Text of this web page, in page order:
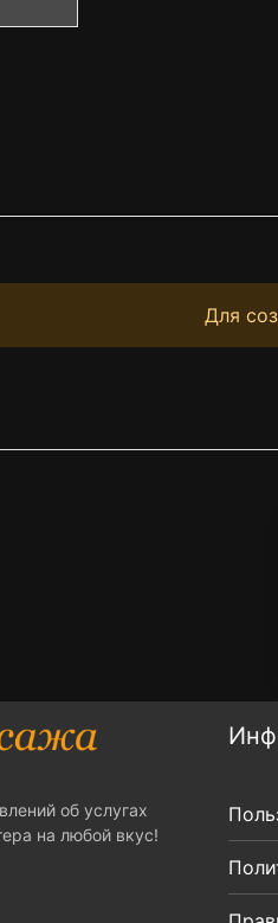
Для
об услугах
на любой вкус!